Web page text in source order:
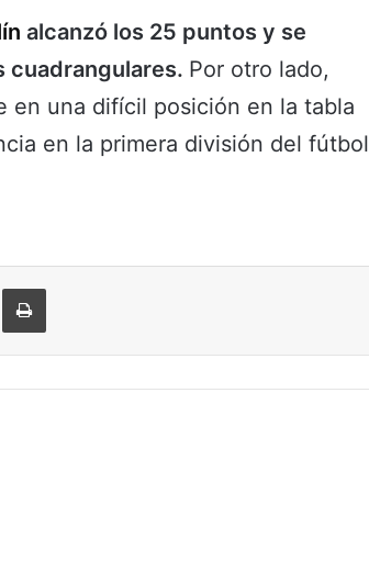
alcanzó los 25 puntos y se
cuadrangulares. Por otro lado,
en una difícil posición en la tabla
en la primera división del fútbol
por correo electrónicoImprimir